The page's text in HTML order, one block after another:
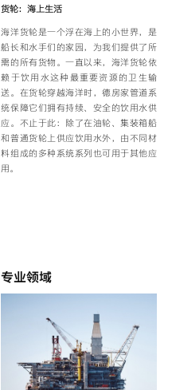
货轮：海上生活
海洋货轮是一个浮在海上的小世界，是
船长和水手们的家园，为我们提供了所
需的所有货物。一直以来，海洋货轮依
赖于饮用水这种最重要资源的卫生输
送。在货轮穿越海洋时，德房家管道系
统保障它们拥有持续、安全的饮用水供
应。不止于此：除了在油轮、集装箱船
和普通货轮上供应饮用水外，由不同材
料组成的多种系统系列也可用于其他应
用。
专业领域